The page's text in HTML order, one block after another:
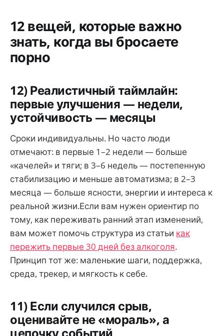
12 вещей, которые важно
знать, когда вы бросаете
порно
12) Реалистичный таймлайн:
первые улучшения — недели,
устойчивость — месяцы
Сроки индивидуальны. Но часто люди
отмечают: в первые 1–2 недели — больше
«качелей» и тяги; в 3–6 недель — постепенную
стабилизацию и меньше автоматизма; в 2–3
месяца — больше ясности, энергии и интереса к
реальной жизни.Если вам нужен ориентир по
тому, как переживать ранний этап изменений,
вам может помочь структура из статьи как
пережить первые 30 дней без алкоголя.
Принцип тот же: маленькие шаги, поддержка,
среда, трекер, и мягкость к себе.
11) Если случился срыв,
оценивайте не «мораль», а